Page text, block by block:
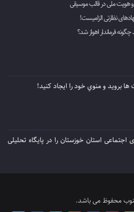
هویت ملی در قالب موسیقی
نظارتی الزامیست!
فرماندار اهواز شد؟
برويد و منوي خود را ايجاد كنيد!
استان خوزستان را در پایگاه تحلیلی
محفوظ می باشد.